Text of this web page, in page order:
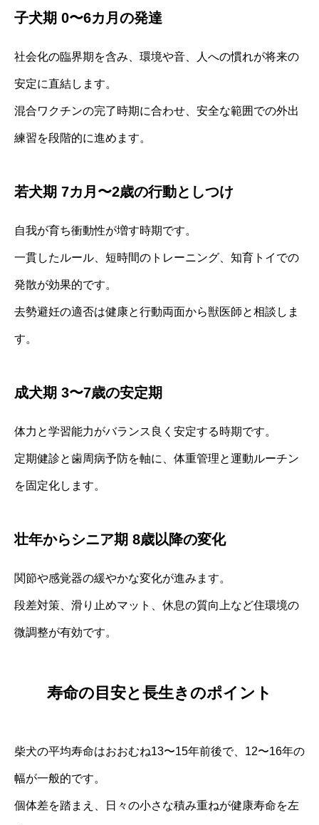
子犬期 0〜6カ月の発達
社会化の臨界期を含み、環境や音、人への慣れが将来の
安定に直結します。
混合ワクチンの完了時期に合わせ、安全な範囲での外出
練習を段階的に進めます。
若犬期 7カ月〜2歳の行動としつけ
自我が育ち衝動性が増す時期です。
一貫したルール、短時間のトレーニング、知育トイでの
発散が効果的です。
去勢避妊の適否は健康と行動両面から獣医師と相談しま
す。
成犬期 3〜7歳の安定期
体力と学習能力がバランス良く安定する時期です。
定期健診と歯周病予防を軸に、体重管理と運動ルーチン
を固定化します。
壮年からシニア期 8歳以降の変化
関節や感覚器の緩やかな変化が進みます。
段差対策、滑り止めマット、休息の質向上など住環境の
微調整が有効です。
寿命の目安と長生きのポイント
柴犬の平均寿命はおおむね13〜15年前後で、12〜16年の
幅が一般的です。
個体差を踏まえ、日々の小さな積み重ねが健康寿命を左